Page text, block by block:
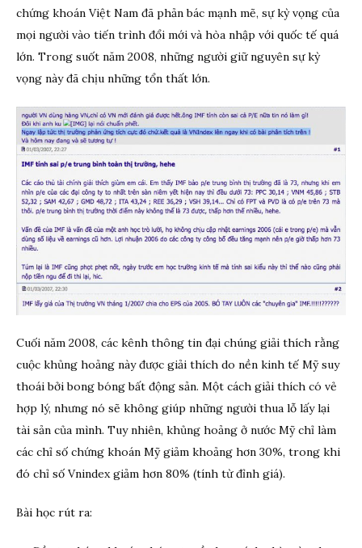
chứng khoán Việt Nam đã phản bác mạnh mẽ, sự kỳ vọng của
mọi người vào tiến trình đổi mới và hòa nhập với quốc tế quá
lớn. Trong suốt năm 2008, những người giữ nguyên sự kỳ
vọng này đã chịu những tổn thất lớn.
Cuối năm 2008, các kênh thông tin đại chúng giải thích rằng
cuộc khủng hoảng này được giải thích do nền kinh tế Mỹ suy
thoái bởi bong bóng bất động sản. Một cách giải thích có vẻ
hợp lý, nhưng nó sẽ không giúp những người thua lỗ lấy lại
tài sản của mình. Tuy nhiên, khủng hoảng ở nước Mỹ chỉ làm
các chỉ số chứng khoán Mỹ giảm khoảng hơn 30%, trong khi
đó chỉ số Vnindex giảm hơn 80% (tính từ đỉnh giá).
Bài học rút ra: